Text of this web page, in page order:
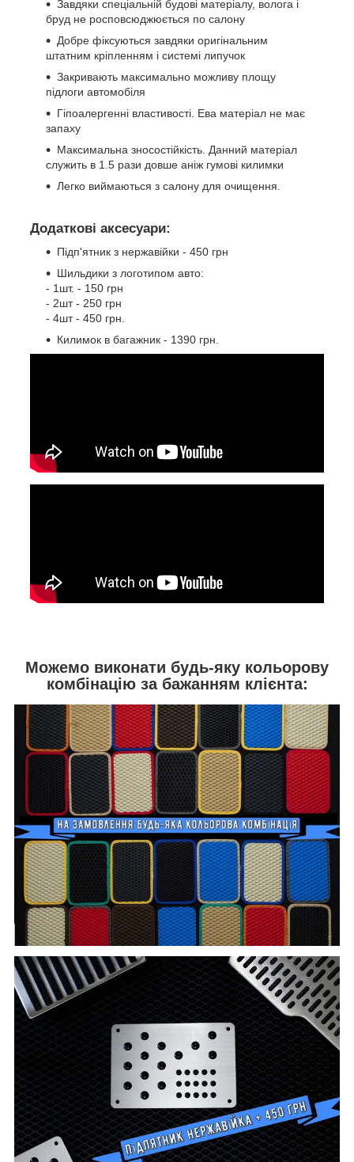
Завдяки спеціальній будові матеріалу, волога і
бруд не росповсюджюється по салону
Добре фіксуються завдяки оригінальним
штатним кріпленням і системі липучок
Закривають максимально можливу площу
підлоги автомобіля
Гіпоалергенні властивості. Ева матеріал не має
запаху
Максимальна зносостійкість. Данний матеріал
служить в 1.5 рази довше аніж гумові килимки
Легко виймаються з салону для очищення.
Додаткові аксесуари:
Підп'ятник з нержавійки - 450 грн
Шильдики з логотипом авто:
- 1шт. - 150 грн
- 2шт - 250 грн
- 4шт - 450 грн.
Килимок в багажник - 1390 грн.
Можемо виконати будь-яку кольорову
комбінацію за бажанням клієнта: